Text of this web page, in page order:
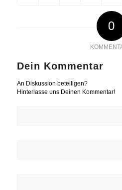
0
Dein Kommentar
An Diskussion beteiligen?
Hinterlasse uns Deinen Kommentar!